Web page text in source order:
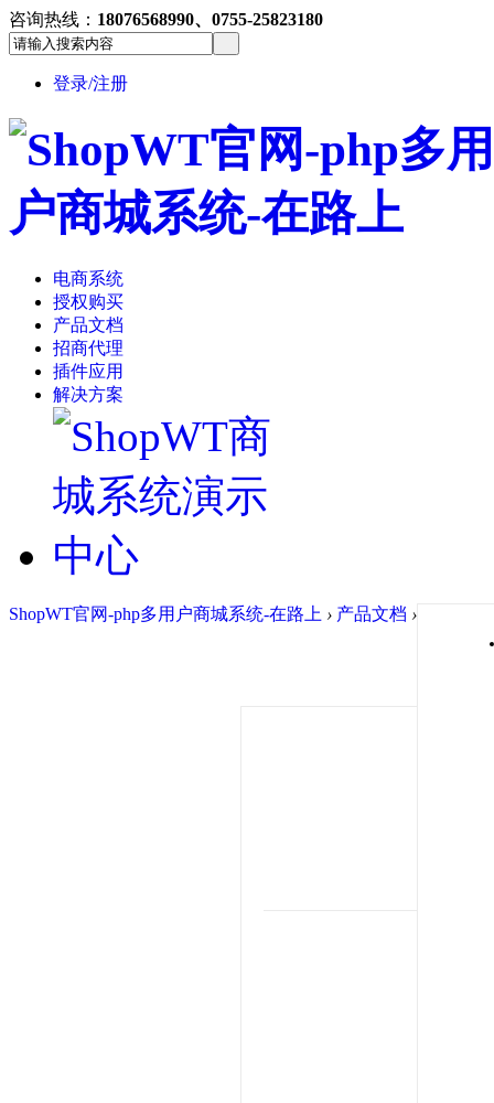
咨询热线： 18076568990、0755-25823180
登录/注册
电商系统
授权购买
产品文档
招商代理
插件应用
解决方案
ShopWT官网-php多用户商城系统-在路上 › 产品文档 ›